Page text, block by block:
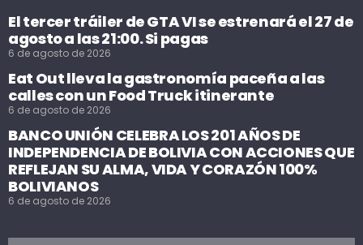
El tercer tráiler de GTA VI se estrenará el 27 de
agosto a las 21:00. Si pagas
6 de agosto de 2026
Eat Out lleva la gastronomía paceña a las
calles con un Food Truck itinerante
6 de agosto de 2026
BANCO UNIÓN CELEBRA LOS 201 AÑOS DE
INDEPENDENCIA DE BOLIVIA CON ACCIONES QUE
REFLEJAN SU ALMA, VIDA Y CORAZÓN 100%
BOLIVIANOS
6 de agosto de 2026